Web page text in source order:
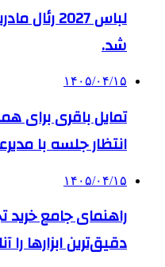
لباس 2027
شد.
۱۴۰۵/۰۴/۱۵
تمایل باقری برای
انتظار جلسه با
۱۴۰۵/۰۴/۱۵
راهنمای جامع خرید
دقیق‌ترین ابزارها را